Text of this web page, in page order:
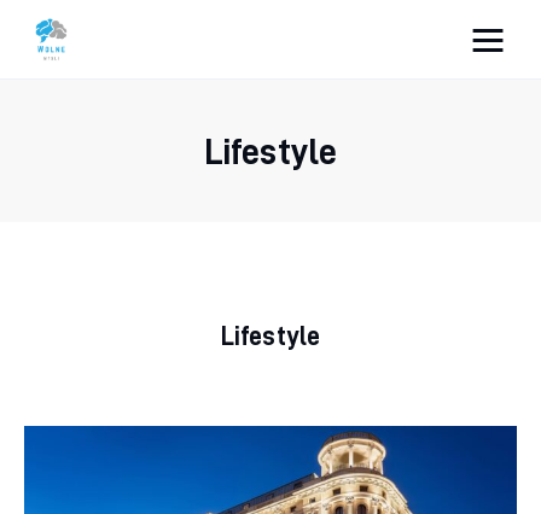
Lifestyle
Lifestyle